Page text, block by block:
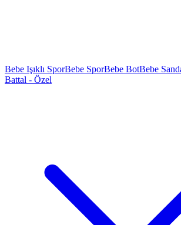
Bebe Işıklı SporBebe SporBebe BotBebe
Battal - Özel